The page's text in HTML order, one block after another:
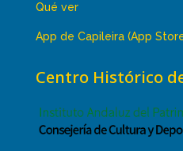
Qué ver
App de Capileira (App
Centro Histórico